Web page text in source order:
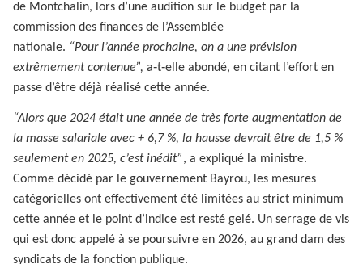
de Montchalin, lors d’une audition sur le budget par la
commission des finances de l’Assemblée
nationale. “Pour l’année prochaine, on a une prévision
extrêmement contenue”, a‑t‑elle abondé, en citant l’effort en
passe d’être déjà réalisé cette année.
“Alors que 2024 était une année de très forte augmentation de
la masse salariale avec + 6,7 %, la hausse devrait être de 1,5 %
seulement en 2025, c’est inédit”, a expliqué la ministre.
Comme décidé par le gouvernement Bayrou, les mesures
catégorielles ont effectivement été limitées au strict minimum
cette année et le point d’indice est resté gelé. Un serrage de vis
qui est donc appelé à se poursuivre en 2026, au grand dam des
syndicats de la fonction publique.